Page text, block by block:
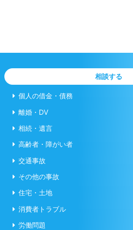
相談する
個人の借金・債務
離婚・DV
相続・遺言
高齢者・障がい者
交通事故
その他の事故
住宅・土地
消費者トラブル
労働問題